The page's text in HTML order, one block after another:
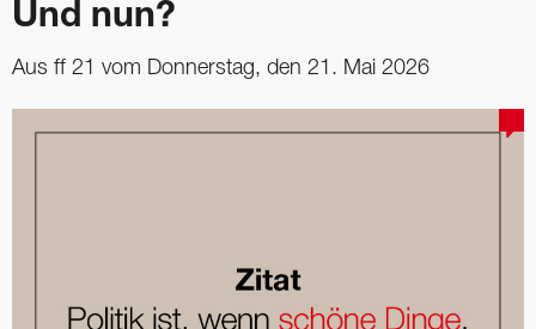
Und nun?
Aus ff 21 vom Donnerstag, den 21. Mai 2026